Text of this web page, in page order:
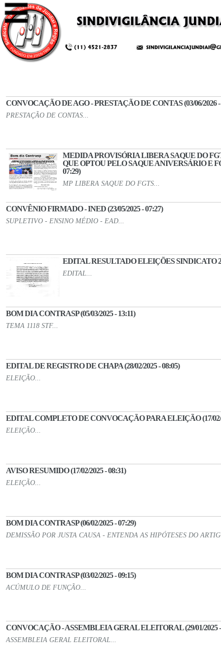
CONVOCAÇÃO DE AGO - PRESTAÇÃO DE CONTAS (03/06/2026 -
PRESTAÇÃO DE CONTAS...
MEDIDA PROVISÓRIA LIBERA SAQUE DO
QUE OPTOU PELO SAQUE ANIVERSÁRIO E
07:29)
MP LIBERA SAQUE DO FGTS...
CONVÊNIO FIRMADO - INED (23/05/2025 - 07:27)
SUPLETIVO - ENSINO MÉDIO - EAD...
EDITAL RESULTADO ELEIÇÕES SINDICATO 25
EDITAL...
BOM DIA CONTRASP (05/03/2025 - 13:11)
TEMA 1118 STF...
EDITAL DE REGISTRO DE CHAPA (28/02/2025 - 08:05)
ELEIÇÃO...
EDITAL COMPLETO DE CONVOCAÇÃO PARA ELEIÇÃO (17/02/
ELEIÇÃO...
AVISO RESUMIDO (17/02/2025 - 08:31)
ELEIÇÃO...
BOM DIA CONTRASP (06/02/2025 - 07:29)
DEMISSÃO POR JUSTA CAUSA - ENTENDA AS HIPÓTESES DO
BOM DIA CONTRASP (03/02/2025 - 09:15)
ACÚMULO DE FUNÇÃO...
CONVOCAÇÃO - ASSEMBLEIA GERAL ELEITORAL (29/01/2025 -
ASSEMBLEIA GERAL ELEITORAL...